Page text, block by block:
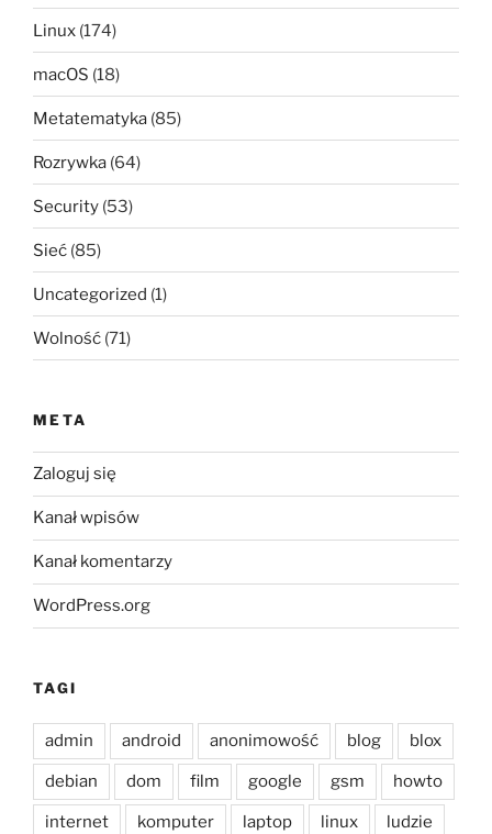
Linux (174)
macOS (18)
Metatematyka (85)
Rozrywka (64)
Security (53)
Sieć (85)
Uncategorized (1)
Wolność (71)
META
Zaloguj się
Kanał wpisów
Kanał komentarzy
WordPress.org
TAGI
admin android anonimowość blog blox
debian dom film google gsm howto
internet komputer laptop linux ludzie